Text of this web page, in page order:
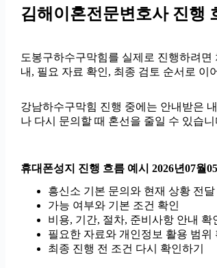
김해이혼전문변호사 진행
도봉구하수구막힘를 실제로 진행하려
내, 필요 자료 확인, 최종 검토 순서로 이
강남하수구막힘 진행 중에는 안내받은
나 다시 문의할 때 혼선을 줄일 수 있습
휴대폰성지 진행 흐름 예시 2026년07월
흥신소 기본 문의와 현재 상황 전달
가능 여부와 기본 조건 확인
비용, 기간, 절차, 준비사항 안내 확
필요한 자료와 개인정보 활용 범위
최종 진행 전 조건 다시 확인하기